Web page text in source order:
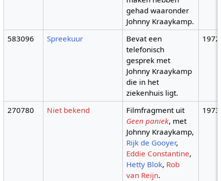
gehad waaronder
Johnny Kraaykamp.
583096 Spreekuur
Bevat een
telefonisch
gesprek met
Johnny Kraaykamp
die in het
ziekenhuis ligt.
1972
270780 Niet bekend
Filmfragment uit
Geen paniek, met
Johnny Kraaykamp,
Rijk de Gooyer,
Eddie Constantine,
Hetty Blok, Rob
van Reijn.
1973